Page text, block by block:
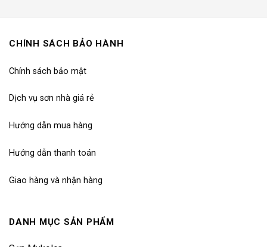
CHÍNH SÁCH BẢO HÀNH
Chính sách bảo mật
Dịch vụ sơn nhà giá rẻ
Hướng dẫn mua hàng
Hướng dẫn thanh toán
Giao hàng và nhận hàng
DANH MỤC SẢN PHẨM